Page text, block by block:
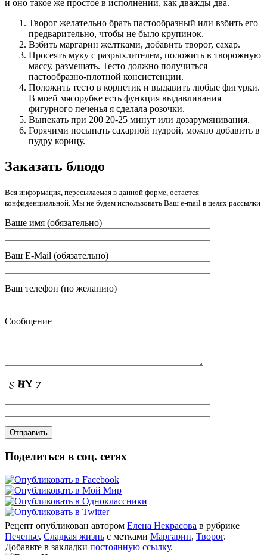
и оно такое же простое в исполнении, как дважды два.
Творог желательно брать пастообразный или взбить его
предварительно, чтобы не было крупинок.
Взбить маргарин желтками, добавить творог, сахар.
Просеять муку с разрыхлителем, положить в творожную
массу, размешать. Тесто должно получиться
пастообразно-плотной консистенции.
Положить тесто в корнетик и выдавить любые фигурки.
В моей мясорубке есть функция выдавливания
фигурного печенья я сделала розочки.
Выпекать при 200 20-25 минут или дозарумянивания.
Горячими посыпать сахарной пудрой, можно добавить в
пудру корицу.
Заказать блюдо
Вся информация, пересылаемая в данной форме, остается
конфиденциальной. Мы не будем использовать Ваш e-mail в целях рассылки
Ваше имя (обязательно)
Ваш E-Mail (обязательно)
Ваш телефон (по желанию)
Сообщение
Поделиться в соц. сетях
Рецепт опубликован автором Елена Некрасова в рубрике
Печенье, Сладкая жизнь с метками Маргарин, Творог.
Добавьте в закладки постоянную ссылку.